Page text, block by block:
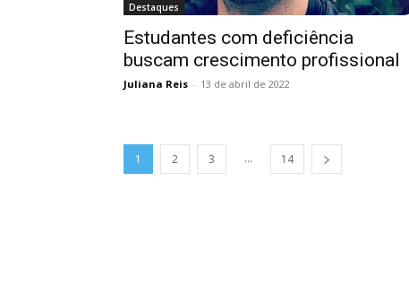
Destaques
Estudantes com deficiência
buscam crescimento profissional
Juliana Reis - 13 de abril de 2022
1 2 3 ... 14